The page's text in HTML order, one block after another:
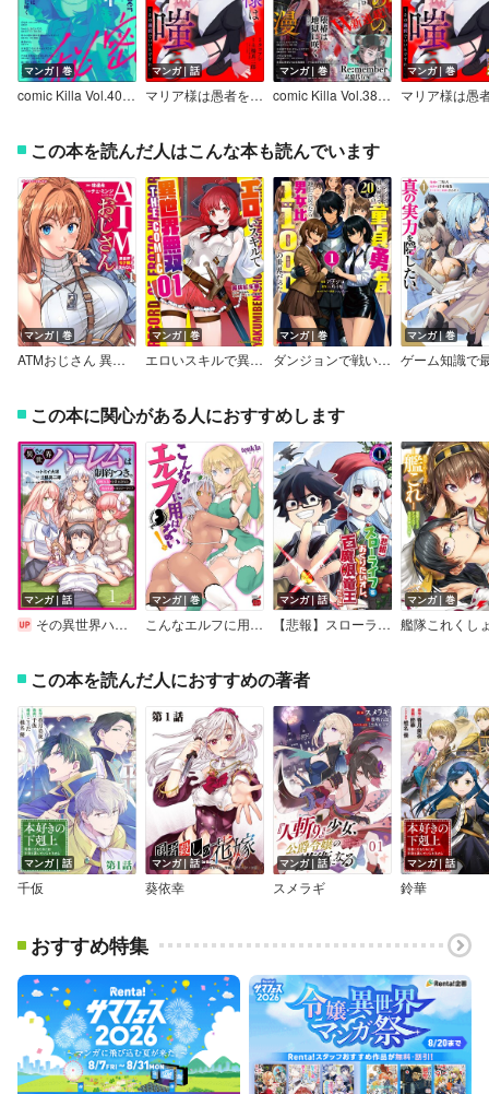
マンガ｜巻
comic Killa Vol.40 ひらかれる秘密
マンガ｜話
マリア様は愚者を嗤う ～その選択でいいんですね？～（分冊版）
マンガ｜巻
comic Killa Vol.38 仇討ちの浪漫
マンガ｜巻
この本を読んだ人はこんな本も読んでいます
マンガ｜巻
ATMおじさん 異世界でモテ期が止まらない！
マンガ｜巻
エロいスキルで異世界無双 THE COMIC
マンガ｜巻
ダンジョンで戦い続けて20年の童貞勇者、地上に戻ったら男女比1：1000の世界だった（コミック）
マンガ｜巻
この本に関心がある人におすすめします
マンガ｜話
その異世界ハーレムは制約つき。～自慰行為を禁止された童貞勇者のスローライフ～（分冊版）
マンガ｜巻
こんなエルフに用はない！
マンガ｜話
【悲報】スローライフをおくりたいオレ、百魔眼竜王だった【単話版】
マンガ｜巻
この本を読んだ人におすすめの著者
マンガ｜話
千仮
マンガ｜話
葵依幸
マンガ｜話
スメラギ
マンガ｜話
鈴華
おすすめ特集